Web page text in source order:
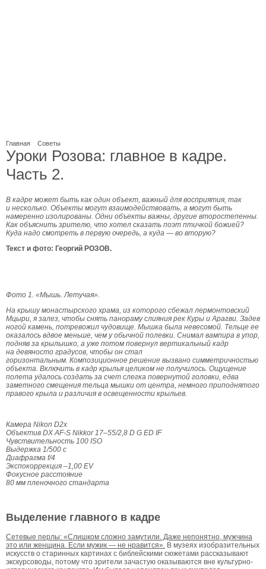
Главная Советы
Уроки Розова: главное в кадре.
Часть 2.
В кадре может быть как один объект, важный для восприятия, так
и несколько. Объекты могут взаимодействовать, а могут быть
намеренно изолированы. Одни объекты важны, другие второстепенны.
Как объяснить зрителю, что хотел сказать поэт птичкой божией?
Куда надо смотреть в первую очередь, а куда — во вторую?
Текст и фото: Георгий РОЗОВ.
Фото 1. «Мышь. Летучая».
На крышу монастырского храма, из которого сбежал лермонтовский
Мцыри, я залез, чтобы снять панораму слияния рек Куры и Арагви. Задев
ногой камень, потревожил чудовище. Мышка была невесомой. Тельце ее
оказалось вдвое меньше, чем у обычной полевки. Снимал вампира в упор,
подняв за крылышко, а уже потом повернул вертикальный кадр
на девяносто градусов, чтобы он стал
горизонтальным. Композиционное решение вызвано симметричностью
объекта. Включить в кадр крылья целиком не получилось. Ощущение
полета удалось создать за счет слегка повернутой головки, едва
заметного смещения тельца мышки от центра, немного приподнятого
правого крыла и различия в освещенности крыльев.
Камера Nikon D2x
Объектив DX AF-S Nikkor 17–55/2,8 D G ED IF
Чувствительность 100 ISO
Выдержка 1/500 с
Диафрагма f/4
Экспокоррекция –1,00 EV
Фокусное расстояние
80 мм пленочного стандарта
Выделение главного в кадре
Сетевые перлы: «Слишком сложно замутили. Даже непонятно, мужчина
это или женщина. Если мужик — не нравится». В музеях изобразительных
искусств о старинных картинах с библейскими сюжетами рассказывают
экскурсоводы, потому что зрители зачастую оказываются вне культурно-